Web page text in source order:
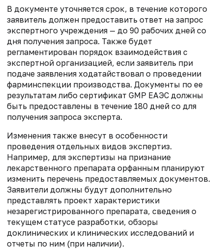
В документе уточняется срок, в течение которого
заявитель должен предоставить ответ на запрос
экспертного учреждения — до 90 рабочих дней со
дня получения запроса. Также будет
регламентирован порядок взаимодействия с
экспертной организацией, если заявитель при
подаче заявления ходатайствовал о проведении
фарминспекции производства. Документы по ее
результатам либо сертификат GMP ЕАЭС должны
быть предоставлены в течение 180 дней со для
получения запроса эксперта.
Изменения также внесут в особенности
проведения отдельных видов экспертиз.
Например, для экспертизы на признание
лекарственного препарата орфанным планируют
изменить перечень предоставляемых документов.
Заявители должны будут дополнительно
представлять проект характеристики
незарегистрированного препарата, сведения о
текущем статусе разработки, обзоры
доклинических и клинических исследований и
отчеты по ним (при наличии).